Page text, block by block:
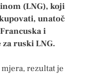
(LNG), koji
unatoč
i
ruski LNG.
rezultat je